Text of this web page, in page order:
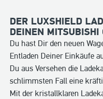
DER LUXSHIELD
DEINEN MITSUBISHI
Du hast Dir den neuen
Entladen Deiner Einkäufe
Du aus Versehen die
schlimmsten Fall eine
Mit der kristallklaren